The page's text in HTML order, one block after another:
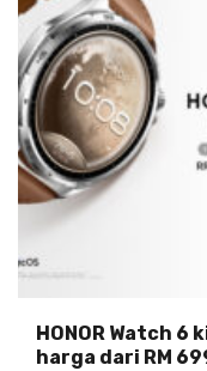
HONOR Watch 6
harga dari RM